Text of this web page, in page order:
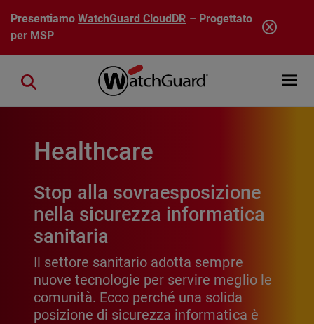
Salta al contenuto principale
PresentiamoWatchGuard CloudDR – Progettato
per MSP
Open
Close search
Healthcare
Stop alla sovraesposizione
nella sicurezza informatica
sanitaria
Il settore sanitario adotta sempre
nuove tecnologie per servire meglio le
comunità. Ecco perché una solida
posizione di sicurezza informatica è